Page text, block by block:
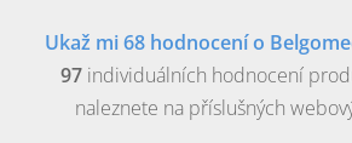
Ukaž mi 68 hodnocení o
97 individuálních hodnocení
naleznete na příslušných